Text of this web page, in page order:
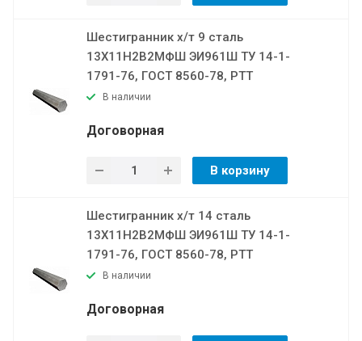
Шестигранник х/т 9 сталь
13Х11Н2В2МФШ ЭИ961Ш ТУ 14-1-
1791-76, ГОСТ 8560-78, РТТ
В наличии
Договорная
В корзину
Шестигранник х/т 14 сталь
13Х11Н2В2МФШ ЭИ961Ш ТУ 14-1-
1791-76, ГОСТ 8560-78, РТТ
В наличии
Договорная